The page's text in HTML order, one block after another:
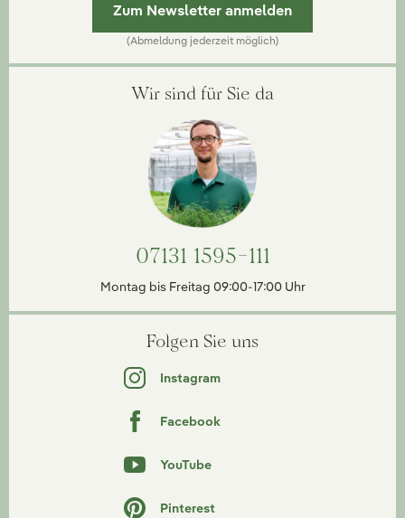
Zum Newsletter anmelden
(Abmeldung jederzeit möglich)
Wir sind für Sie da
07131 1595-111
Montag bis Freitag 09:00-17:00 Uhr
Folgen Sie uns
Instagram
Facebook
YouTube
Pinterest